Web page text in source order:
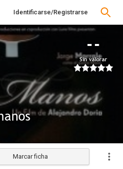
Identificarse/Registrarse
--
Sin valorar
Marcar ficha